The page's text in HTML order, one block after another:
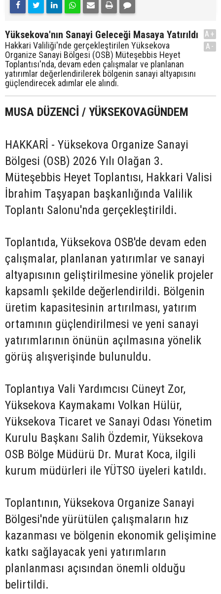
Yüksekova'nın Sanayi Geleceği Masaya Yatırıldı
Hakkari Valiliği'nde gerçekleştirilen Yüksekova
Organize Sanayi Bölgesi (OSB) Müteşebbis Heyet
Toplantısı'nda, devam eden çalışmalar ve planlanan
yatırımlar değerlendirilerek bölgenin sanayi altyapısını
güçlendirecek adımlar ele alındı.
A+
A-
MUSA DÜZENCİ / YÜKSEKOVAGÜNDEM
HAKKARİ - Yüksekova Organize Sanayi
Bölgesi (OSB) 2026 Yılı Olağan 3.
Müteşebbis Heyet Toplantısı, Hakkari Valisi
İbrahim Taşyapan başkanlığında Valilik
Toplantı Salonu'nda gerçekleştirildi.
Toplantıda, Yüksekova OSB'de devam eden
çalışmalar, planlanan yatırımlar ve sanayi
altyapısının geliştirilmesine yönelik projeler
kapsamlı şekilde değerlendirildi. Bölgenin
üretim kapasitesinin artırılması, yatırım
ortamının güçlendirilmesi ve yeni sanayi
yatırımlarının önünün açılmasına yönelik
görüş alışverişinde bulunuldu.
Toplantıya Vali Yardımcısı Cüneyt Zor,
Yüksekova Kaymakamı Volkan Hülür,
Yüksekova Ticaret ve Sanayi Odası Yönetim
Kurulu Başkanı Salih Özdemir, Yüksekova
OSB Bölge Müdürü Dr. Murat Koca, ilgili
kurum müdürleri ile YÜTSO üyeleri katıldı.
Toplantının, Yüksekova Organize Sanayi
Bölgesi'nde yürütülen çalışmaların hız
kazanması ve bölgenin ekonomik gelişimine
katkı sağlayacak yeni yatırımların
planlanması açısından önemli olduğu
belirtildi.